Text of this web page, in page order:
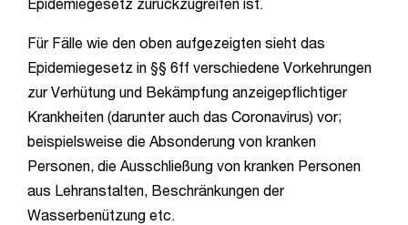
Für Fälle wie den oben aufgezeigten sieht das
Epidemiegesetz in §§ 6ff verschiedene Vorkehrungen
zur Verhütung und Bekämpfung anzeigepflichtiger
Krankheiten (darunter auch das Coronavirus) vor;
beispielsweise die Absonderung von kranken
Personen, die Ausschließung von kranken Personen
aus Lehranstalten, Beschränkungen der
Wasserbenützung etc.